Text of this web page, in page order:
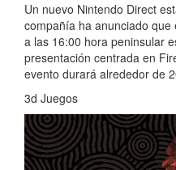
Un nuevo Nintendo Direct
compañía ha anunciado
a las 16:00 hora peninsular
presentación centrada en
evento durará alrededor de
3d Juegos